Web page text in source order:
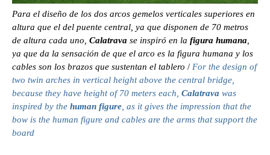
Para el diseño de los dos arcos gemelos verticales superiores en
altura que el del puente central, ya que disponen de 70 metros
de altura cada uno, Calatrava se inspiró en la figura humana
ya que da la sensación de que el arco es la figura humana y los
cables son los brazos que sustentan el tablero / For the design of
two twin arches in vertical height above the central bridge,
because they have height of 70 meters each, Calatrava was
inspired by the human figure , as it gives the impression that the
bow is the human figure and cables are the arms that support the
board